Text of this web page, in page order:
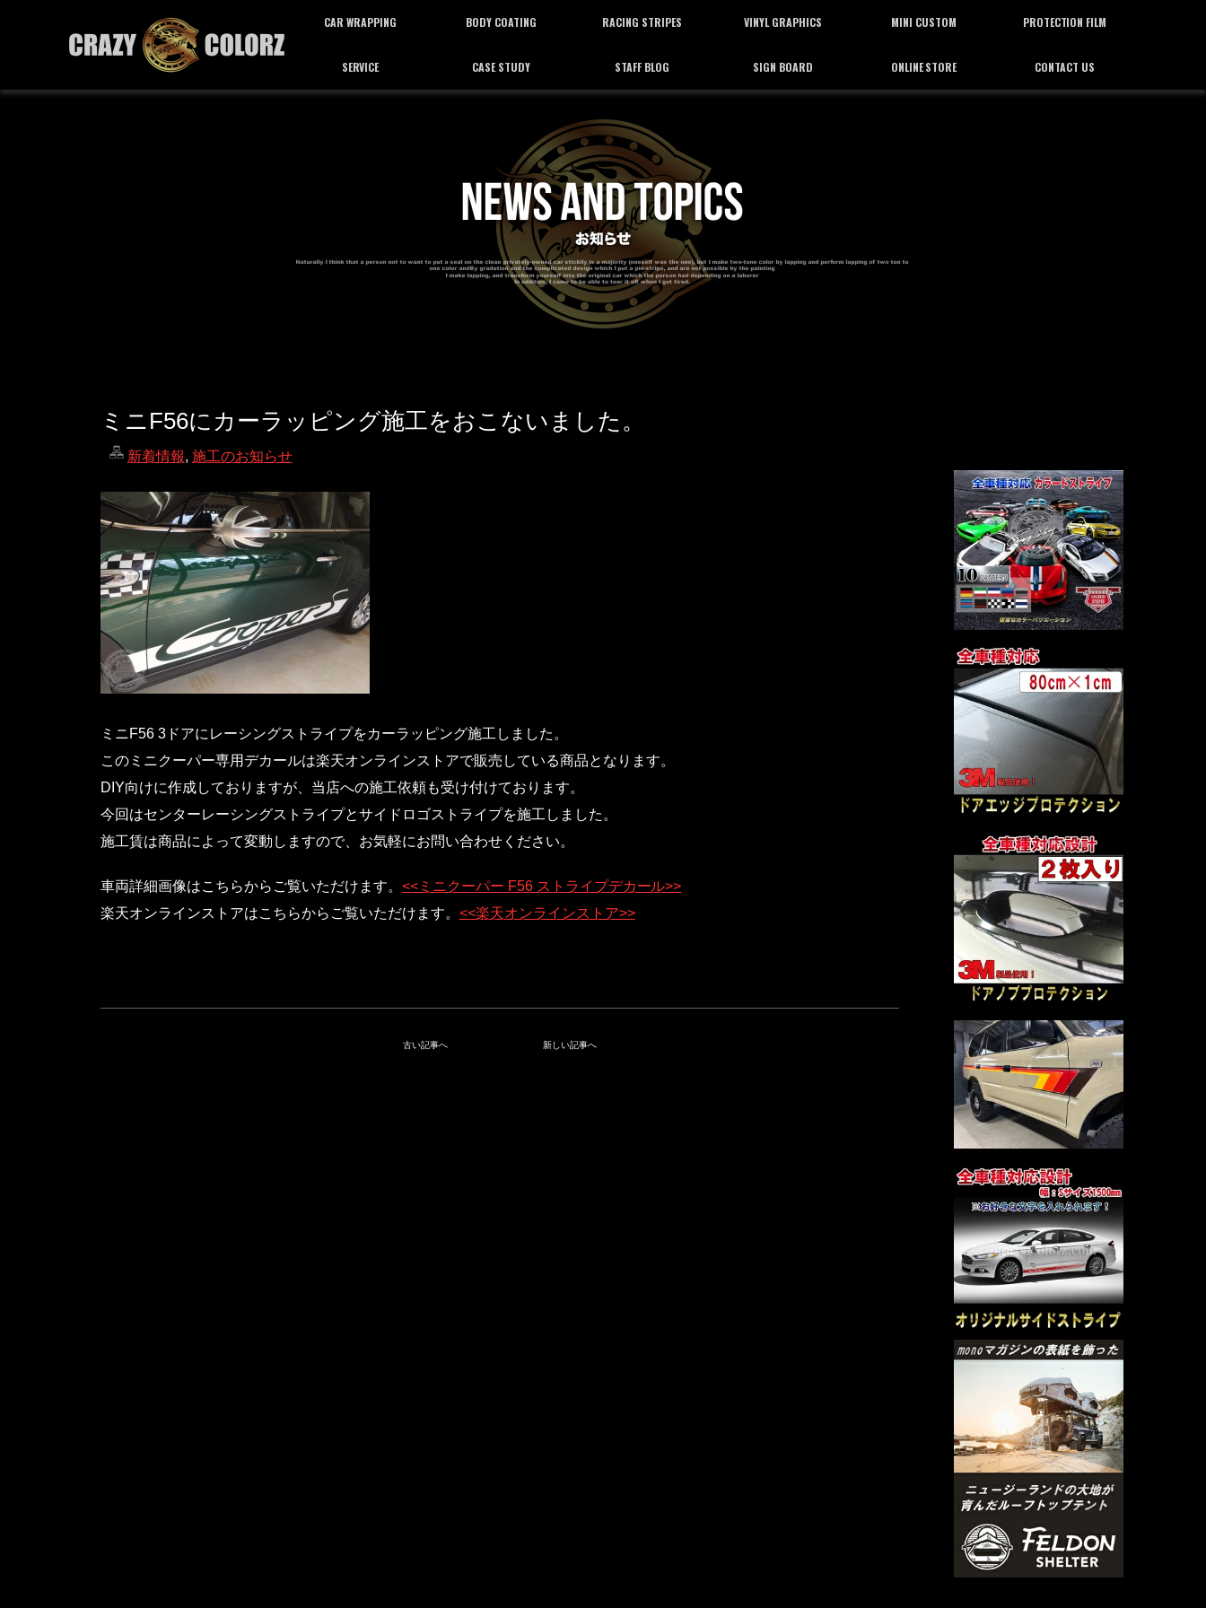
CAR WRAPPING
カーラッピング
BODY COATING
ボディーコーティング
RACING STRIPES
レーシングストライプ
VINYL GRAPHICS
バイナルグラフィックス
MINI CUSTOM
ミニカスタム
PROTECTION FILM
プロテクション フィルム
SERVICE CASE STUDY STAFF BLOG SIGN BOARD ONLINE STORE CONTACT US
ミニF56にカーラッピング施工をおこないました。
新着情報, 施工のお知らせ
ミニF56 3ドアにレーシングストライプをカーラッピング施工しました。
このミニクーパー専用デカールは楽天オンラインストアで販売している商品となります。
DIY向けに作成しておりますが、当店への施工依頼も受け付けております。
今回はセンターレーシングストライプとサイドロゴストライプを施工しました。
施工賃は商品によって変動しますので、お気軽にお問い合わせください。
車両詳細画像はこちらからご覧いただけます。 <<ミニクーパー F56 ストライプデカール>>
楽天オンラインストアはこちらからご覧いただけます。 <<楽天オンラインストア>>
古い記事へ 新しい記事へ